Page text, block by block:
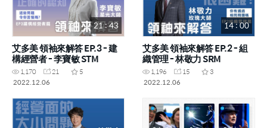
21 : 43
艾多美 領袖來解答 EP.3 - 建
構經營者 - 李寶敏 STM
1,170 21
5
2022.12.06
14 : 00
艾多美 領袖來解答 EP.2 - 組
織管理 - 林敬力 SRM
1,196 15
3
2022.12.06